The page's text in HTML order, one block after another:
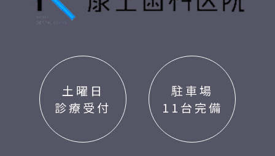
土曜日
診療受付
駐車場
11台完備